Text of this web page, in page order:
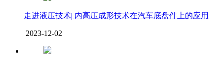
走进液压技术| 内高压成形技术在汽车底盘件上的应用
2023-12-02